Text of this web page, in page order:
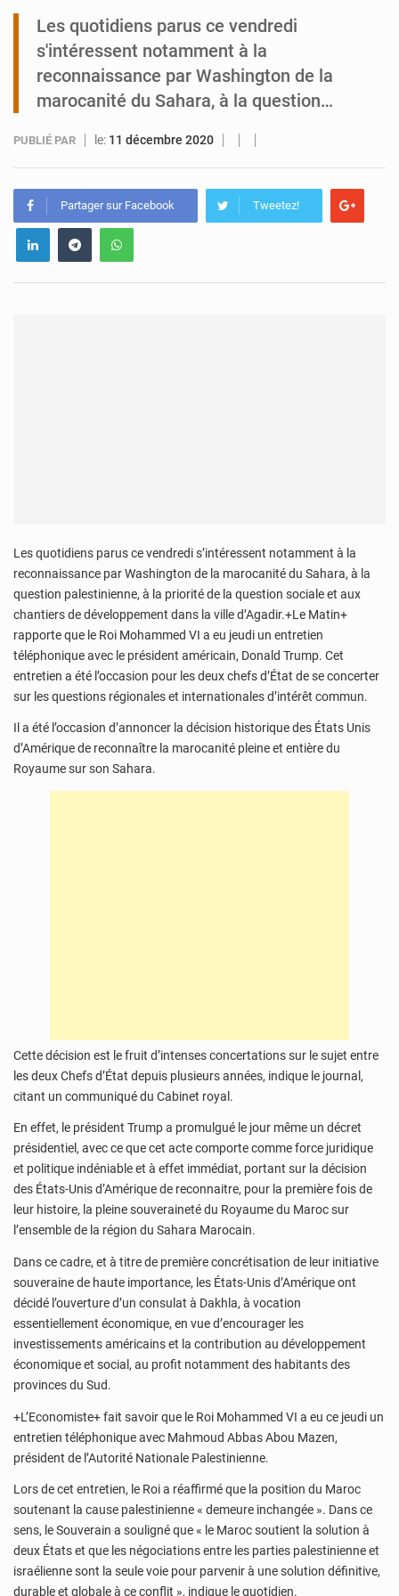
Les quotidiens parus ce vendredi
s'intéressent notamment à la
reconnaissance par Washington de la
marocanité du Sahara, à la question…
PUBLIÉ PAR le: 11 décembre 2020
Partager sur Facebook Tweetez!
Les quotidiens parus ce vendredi s’intéressent notamment à la
reconnaissance par Washington de la marocanité du Sahara, à la
question palestinienne, à la priorité de la question sociale et aux
chantiers de développement dans la ville d’Agadir.+Le Matin+
rapporte que le Roi Mohammed VI a eu jeudi un entretien
téléphonique avec le président américain, Donald Trump. Cet
entretien a été l’occasion pour les deux chefs d’État de se concerter
sur les questions régionales et internationales d’intérêt commun.
Il a été l’occasion d’annoncer la décision historique des États Unis
d’Amérique de reconnaître la marocanité pleine et entière du
Royaume sur son Sahara.
Cette décision est le fruit d’intenses concertations sur le sujet entre
les deux Chefs d’État depuis plusieurs années, indique le journal,
citant un communiqué du Cabinet royal.
En effet, le président Trump a promulgué le jour même un décret
présidentiel, avec ce que cet acte comporte comme force juridique
et politique indéniable et à effet immédiat, portant sur la décision
des États-Unis d’Amérique de reconnaitre, pour la première fois de
leur histoire, la pleine souveraineté du Royaume du Maroc sur
l’ensemble de la région du Sahara Marocain.
Dans ce cadre, et à titre de première concrétisation de leur initiative
souveraine de haute importance, les États-Unis d’Amérique ont
décidé l’ouverture d’un consulat à Dakhla, à vocation
essentiellement économique, en vue d’encourager les
investissements américains et la contribution au développement
économique et social, au profit notamment des habitants des
provinces du Sud.
+L’Economiste+ fait savoir que le Roi Mohammed VI a eu ce jeudi un
entretien téléphonique avec Mahmoud Abbas Abou Mazen,
président de l’Autorité Nationale Palestinienne.
Lors de cet entretien, le Roi a réaffirmé que la position du Maroc
soutenant la cause palestinienne « demeure inchangée ». Dans ce
sens, le Souverain a souligné que « le Maroc soutient la solution à
deux États et que les négociations entre les parties palestinienne et
israélienne sont la seule voie pour parvenir à une solution définitive,
durable et globale à ce conflit », indique le quotidien.